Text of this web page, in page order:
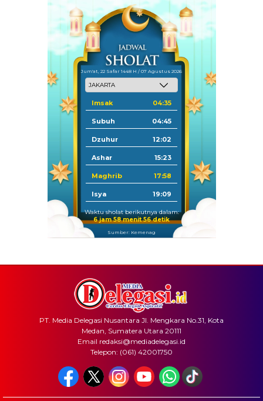
Jum'at, 22 Safar 1448 H / 07 Agustus 2026
Imsak 04:35
Subuh 04:45
Dzuhur 12:02
Ashar 15:23
Maghrib 17:58
Isya 19:09
Waktu sholat berikutnya dalam:
6 jam 58 menit 55 detik
Sumber: Kemenag
PT. Media Delegasi Nusantara Jl. Mengkara No.31, Kota
Medan, Sumatera Utara 20111
Email redaksi@mediadelegasi.id
Telepon: (061) 42001750